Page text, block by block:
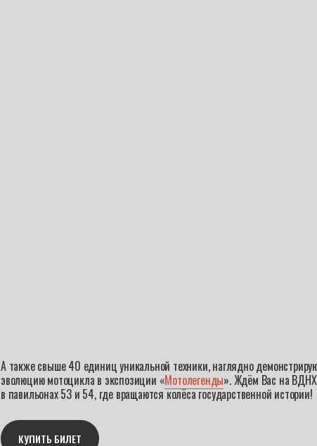
А также свыше 40 единиц уникальной техники, наглядно
эволюцию мотоцикла в экспозиции «Мотолегенды». Ждём Вас на ВДНХ
в павильонах 53 и 54, где вращаются колёса государственной истории!
КУПИТЬ БИЛЕТ